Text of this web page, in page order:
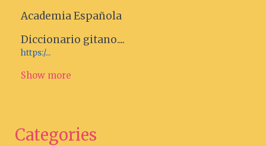
Academia Española
Diccionario gitano....
https:/...
Show more
Categories